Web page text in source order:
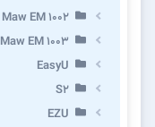
Maw EM 1002
Maw EM 1003
EasyU
S2
EZU